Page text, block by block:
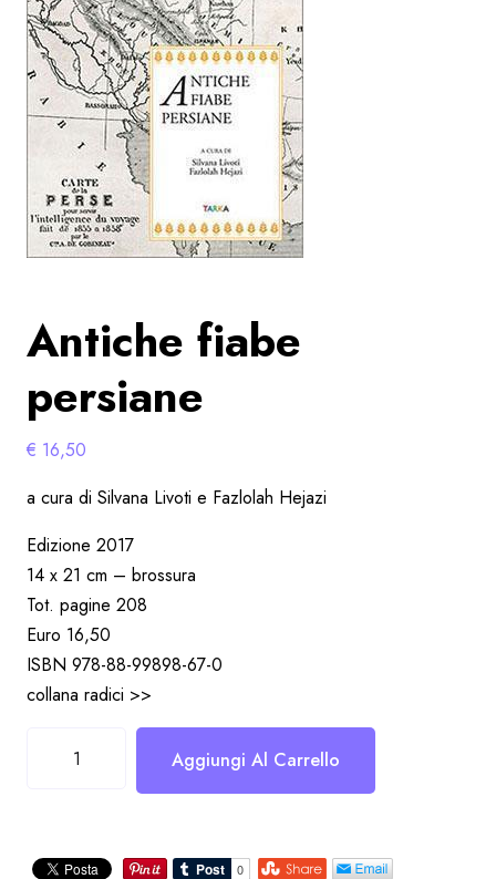
Antiche fiabe
persiane
€ 16,50
a cura di Silvana Livoti e Fazlolah Hejazi
Edizione 2017
14 x 21 cm – brossura
Tot. pagine 208
Euro 16,50
ISBN 978-88-99898-67-0
collana radici >>
Aggiungi Al Carrello